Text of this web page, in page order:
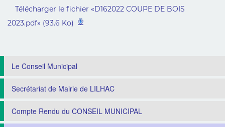
Télécharger le fichier «D162022 COUPE DE BOIS
2023.pdf» (93.6 Ko)
Le Conseil Municipal
Secrétariat de Mairie de LILHAC
Compte Rendu du CONSEIL MUNICIPAL